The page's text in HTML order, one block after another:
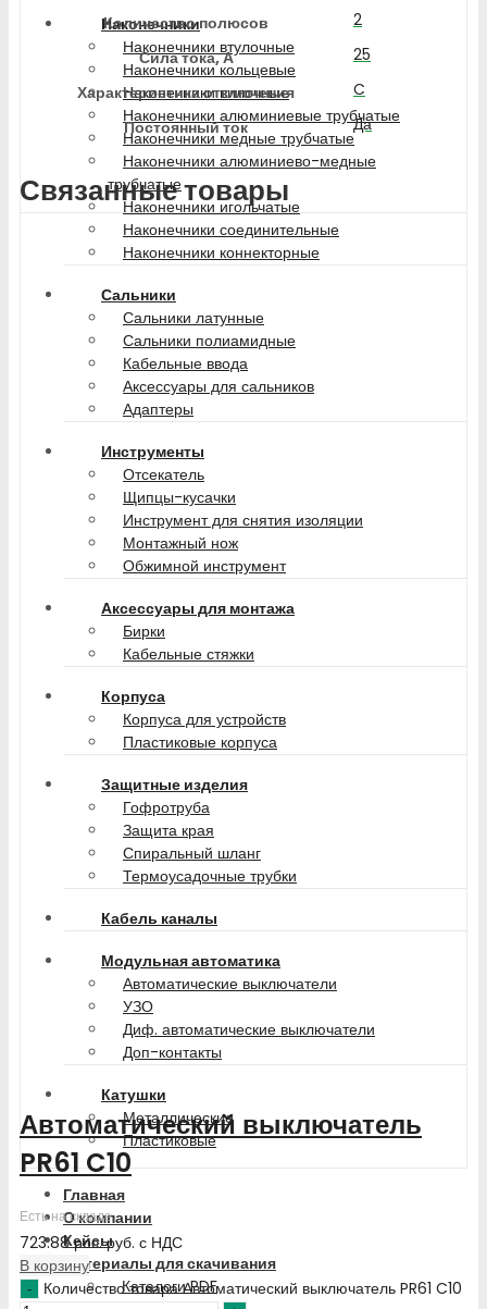
Наконечники
Наконечники втулочные
Наконечники кольцевые
Наконечники вилочные
Наконечники алюминиевые трубчатые
Наконечники медные трубчатые
Наконечники алюминиево-медные
трубчатые
Наконечники игольчатые
Наконечники соединительные
Наконечники коннекторные
Сальники
Сальники латунные
Сальники полиамидные
Кабельные ввода
Аксессуары для сальников
Адаптеры
Инструменты
Отсекатель
Щипцы-кусачки
Инструмент для снятия изоляции
Монтажный нож
Обжимной инструмент
Аксессуары для монтажа
Бирки
Кабельные стяжки
Корпуса
Корпуса для устройств
Пластиковые корпуса
Защитные изделия
Гофротруба
Защита края
Спиральный шланг
Термоусадочные трубки
Кабель каналы
Модульная автоматика
Автоматические выключатели
УЗО
Диф. автоматические выключатели
Доп-контакты
Катушки
Металлические
Пластиковые
Главная
О компании
Кейсы
Материалы для скачивания
Каталоги PDF
Количество полюсов
2
Сила тока, А
25
Характеристика отключения
C
Постоянный ток
Да
Связанные товары
Автоматический выключатель
PR61 C10
Есть на складе
723.88рос. руб. с НДС
В корзину
Количество товара Автоматический выключатель PR61 C10